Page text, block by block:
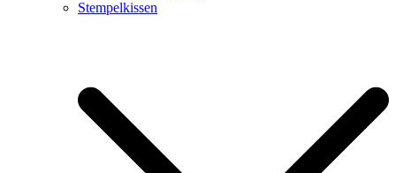
Stempelkissen